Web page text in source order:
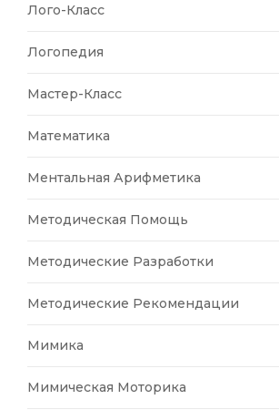
Лого-Класс
Логопедия
Мастер-Класс
Математика
Ментальная Арифметика
Методическая Помощь
Методические Разработки
Методические Рекомендации
Мимика
Мимическая Моторика